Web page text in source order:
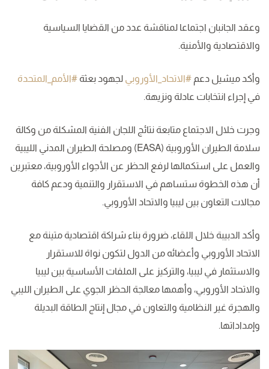
وعقد الجانبان اجتماعا لمناقشة عدد من القضايا السياسية
والاقتصادية والأمنية.
وأكد ميشيل دعم #الاتحاد_الأوروبي لجهود بعثة #الأمم_المتحدة
في إجراء انتخابات عادلة ونزيهة.
وجرت خلال الاجتماع متابعة نتائج اللجان الفنية المشكلة من وكالة
سلامة الطيران الأوروبية (EASA) ومصلحة الطيران المدني الليبية
والعمل على استكمالها لرفع الحظر عن الأجواء الأوروبية، معتبرين
أن هذه الخطوة ستساهم في الاستقرار والتنمية ودعم كافة
مجالات التعاون بين ليبيا والاتحاد الأوروبي.
وأكد الدبيبة خلال اللقاء، ضرورة بناء شراكة اقتصادية متينة مع
الاتحاد الأوروبي وأعضائه من الدول لتكون نواة للاستقرار
والاستثمار في ليبيا، والتركيز على الملفات الأساسية بين ليبيا
والاتحاد الأوروبي، وأهمها معالجة الحظر الجوي على الطيران الليبي
والهجرة غير النظامية والتعاون في مجال إنتاج الطاقة البديلة
وإمداداتها.